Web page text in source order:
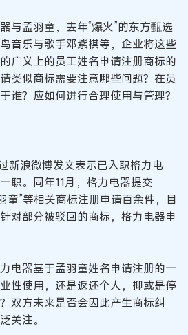
与孟羽童，去年“爆火”的东方甄选
音乐与歌手邓紫棋等，企业将这些
广义上的员工姓名申请注册商标的
类似商标需要注意哪些问题？在员
谁？应如何进行合理使用与管理？
新浪微博发文表示已入职格力电
职。同年11月，格力电器提交
童”等相关商标注册申请百余件，目
对部分被驳回的商标，格力电器申
电器基于孟羽童姓名申请注册的一
性使用，还是返还个人，抑或是停
双方未来是否会因此产生商标纠
关注。